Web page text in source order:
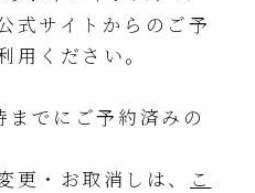
式サイトからのご予
⽤ください。
までにご予約済みの
更・お取消しは、
こ